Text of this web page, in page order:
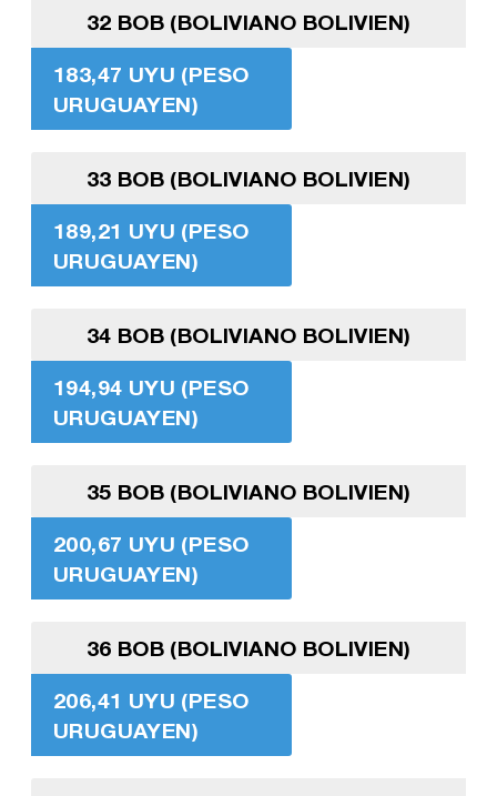
32 BOB (BOLIVIANO BOLIVIEN)
183,47 UYU (PESO
URUGUAYEN)
33 BOB (BOLIVIANO BOLIVIEN)
189,21 UYU (PESO
URUGUAYEN)
34 BOB (BOLIVIANO BOLIVIEN)
194,94 UYU (PESO
URUGUAYEN)
35 BOB (BOLIVIANO BOLIVIEN)
200,67 UYU (PESO
URUGUAYEN)
36 BOB (BOLIVIANO BOLIVIEN)
206,41 UYU (PESO
URUGUAYEN)